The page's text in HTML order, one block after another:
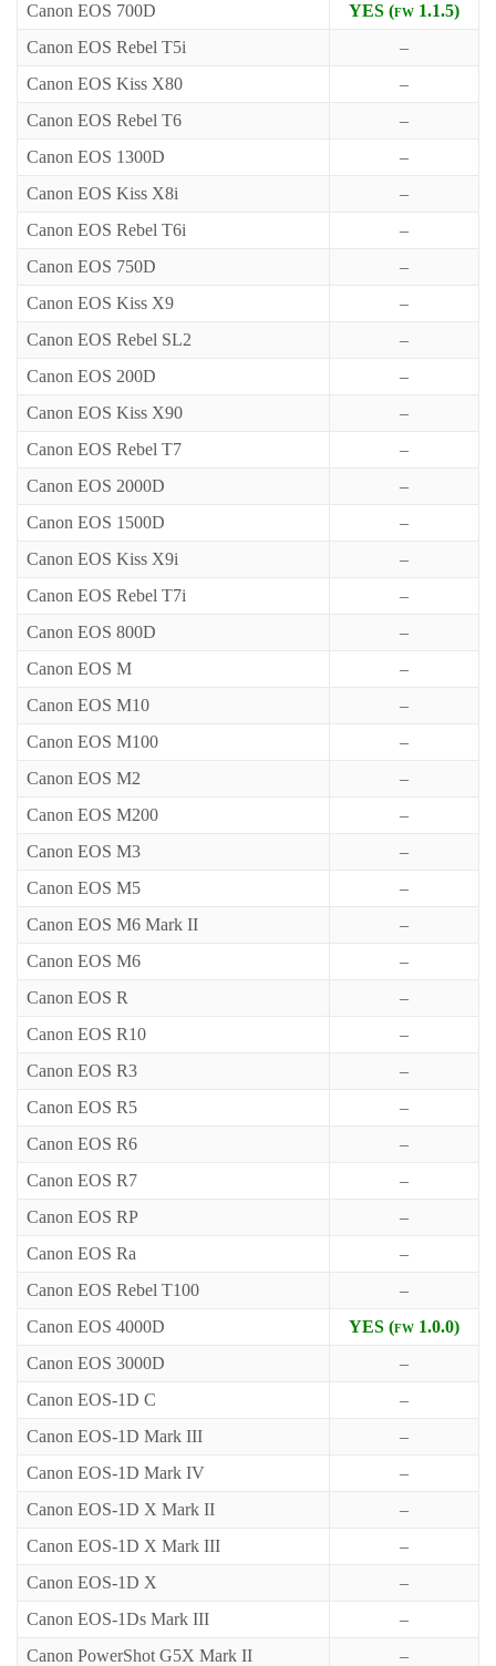
Canon EOS 700D
YES (fw 1.1.5)
Canon EOS Rebel T5i
–
Canon EOS Kiss X80
–
Canon EOS Rebel T6
–
Canon EOS 1300D
–
Canon EOS Kiss X8i
–
Canon EOS Rebel T6i
–
Canon EOS 750D
–
Canon EOS Kiss X9
–
Canon EOS Rebel SL2
–
Canon EOS 200D
–
Canon EOS Kiss X90
–
Canon EOS Rebel T7
–
Canon EOS 2000D
–
Canon EOS 1500D
–
Canon EOS Kiss X9i
–
Canon EOS Rebel T7i
–
Canon EOS 800D
–
Canon EOS M
–
Canon EOS M10
–
Canon EOS M100
–
Canon EOS M2
–
Canon EOS M200
–
Canon EOS M3
–
Canon EOS M5
–
Canon EOS M6 Mark II
–
Canon EOS M6
–
Canon EOS R
–
Canon EOS R10
–
Canon EOS R3
–
Canon EOS R5
–
Canon EOS R6
–
Canon EOS R7
–
Canon EOS RP
–
Canon EOS Ra
–
Canon EOS Rebel T100
–
Canon EOS 4000D
YES (fw 1.0.0)
Canon EOS 3000D
–
Canon EOS-1D C
–
Canon EOS-1D Mark III
–
Canon EOS-1D Mark IV
–
Canon EOS-1D X Mark II
–
Canon EOS-1D X Mark III
–
Canon EOS-1D X
–
Canon EOS-1Ds Mark III
–
Canon PowerShot G5X Mark II
–